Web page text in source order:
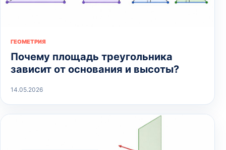
ГЕОМЕТРИЯ
Почему площадь треугольника
зависит от основания и высоты?
14.05.2026